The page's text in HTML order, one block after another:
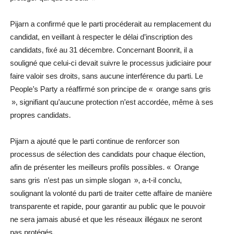
Pijarn a confirmé que le parti procéderait au remplacement du
candidat, en veillant à respecter le délai d’inscription des
candidats, fixé au 31 décembre. Concernant Boonrit, il a
souligné que celui-ci devait suivre le processus judiciaire pour
faire valoir ses droits, sans aucune interférence du parti. Le
People’s Party a réaffirmé son principe de « orange sans gris
», signifiant qu’aucune protection n’est accordée, même à ses
propres candidats.
Pijarn a ajouté que le parti continue de renforcer son
processus de sélection des candidats pour chaque élection,
afin de présenter les meilleurs profils possibles. « Orange
sans gris n’est pas un simple slogan », a-t-il conclu,
soulignant la volonté du parti de traiter cette affaire de manière
transparente et rapide, pour garantir au public que le pouvoir
ne sera jamais abusé et que les réseaux illégaux ne seront
pas protégés.